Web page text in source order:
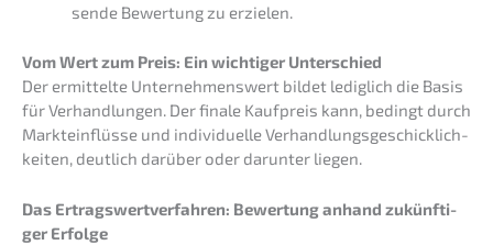
sen­de Bewer­tung zu erzielen.
Vom Wert zum Preis: Ein wichti­ger Unterschied
Der ermit­tel­te Unter­neh­mens­wert bildet ledig­lich die Basis
für Verhand­lun­gen. Der finale Kaufpreis kann, bedingt durch
Markt­ein­flüs­se und indivi­du­el­le Verhand­lungs­ge­schick­lich­
kei­ten, deutlich darüber oder darun­ter liegen.
Das Ertrags­wert­ver­fah­ren: Bewer­tung anhand zukünf­ti­
ger Erfolge